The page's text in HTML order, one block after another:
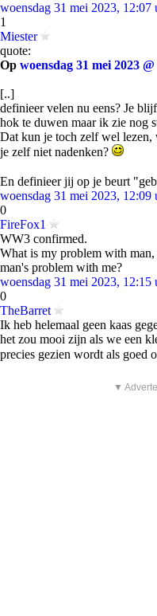
woensdag 31 mei 2023, 12:07
1
Miester
quote:
Op woensdag 31 mei 2023 @
[..]
definieer velen nu eens? Je
hok te duwen maar ik zie nog
Dat kun je toch zelf wel lezen,
je zelf niet nadenken?
En definieer jij op je beurt
woensdag 31 mei 2023, 12:09
0
FireFox1
WW3 confirmed.
What is my problem with
man's problem with me?
woensdag 31 mei 2023, 12:15
0
TheBarret
Ik heb helemaal geen kaas
het zou mooi zijn als we een
precies gezien wordt als goed
▼